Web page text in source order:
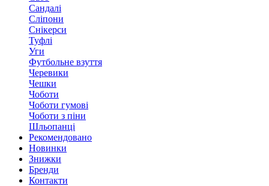
Сандалі
Сліпони
Снікерси
Туфлі
Уги
Футбольне взуття
Черевики
Чешки
Чоботи
Чоботи гумові
Чоботи з піни
Шльопанці
Рекомендовано
Новинки
Знижки
Бренди
Контакти